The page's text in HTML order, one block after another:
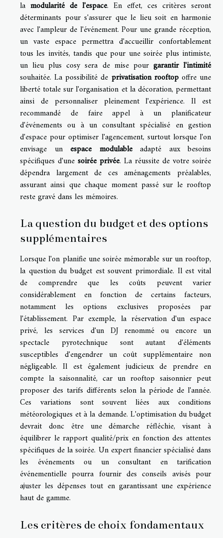
la modularité de l'espace. En effet, ces critères seront
déterminants pour s'assurer que le lieu soit en harmonie
avec l'ampleur de l'événement. Pour une grande réception,
un vaste espace permettra d'accueillir confortablement
tous les invités, tandis que pour une soirée plus intimiste,
un lieu plus cosy sera de mise pour garantir l'intimité
souhaitée. La possibilité de privatisation rooftopoffre une
liberté totale sur l'organisation et la décoration, permettant
ainsi de personnaliser pleinement l'expérience. Il est
recommandé de faire appel à un planificateur
d'événements ou à un consultant spécialisé en gestion
d'espace pour optimiser l'agencement, surtout lorsque l'on
envisage un espace modulableadapté aux besoins
spécifiques d'une soirée privée. La réussite de votre soirée
dépendra largement de ces aménagements préalables,
assurant ainsi que chaque moment passé sur le rooftop
reste gravé dans les mémoires.
La question du budget et des options
supplémentaires
Lorsque l'on planifie une soirée mémorable sur un rooftop,
la question du budget est souvent primordiale. Il est vital
de comprendre que les coûts peuvent varier
considérablement en fonction de certains facteurs,
notamment les options exclusives proposées par
l'établissement. Par exemple, la réservation d'un espace
privé, les services d'un DJ renommé ou encore un
spectacle pyrotechnique sont autant d'éléments
susceptibles d'engendrer un coût supplémentaire non
négligeable. Il est également judicieux de prendre en
compte la saisonnalité, car un rooftop saisonnier peut
proposer des tarifs différents selon la période de l'année.
Ces variations sont souvent liées aux conditions
météorologiques et à la demande. L'optimisation du budget
devrait donc être une démarche réfléchie, visant à
équilibrer le rapport qualité/prix en fonction des attentes
spécifiques de la soirée. Un expert financier spécialisé dans
les événements ou un consultant en tarification
événementielle pourra fournir des conseils avisés pour
ajuster les dépenses tout en garantissant une expérience
haut de gamme.
Les critères de choix fondamentaux